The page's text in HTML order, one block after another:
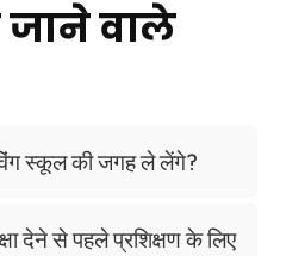
वाले
स्कूल की जगह ले लेंगे?
देने से पहले प्रशिक्षण के लिए